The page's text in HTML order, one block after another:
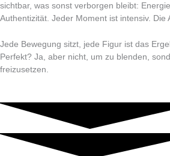
sichtbar, was sonst verborgen bleibt:
Authentizität. Jeder Moment ist intensiv. Die
Jede Bewegung sitzt, jede Figur ist das
Perfekt? Ja, aber nicht, um zu blenden,
freizusetzen.